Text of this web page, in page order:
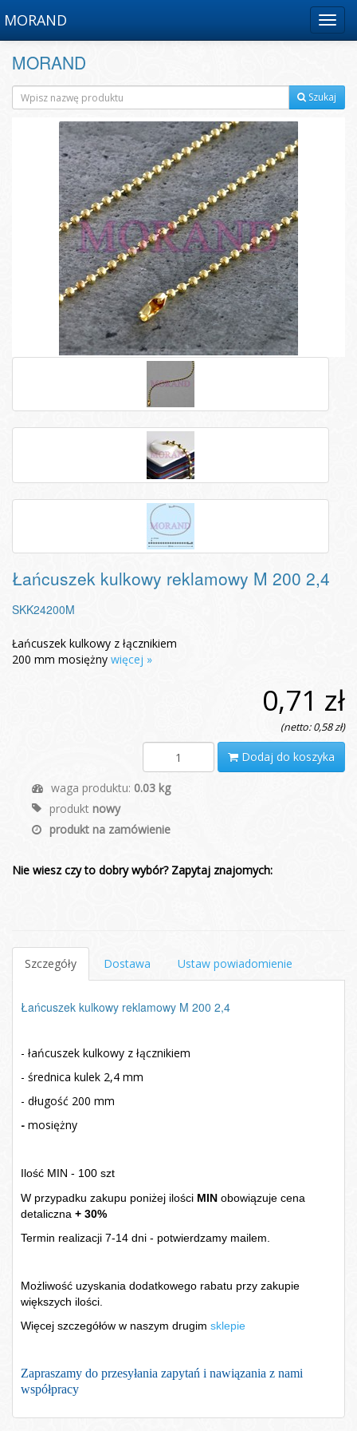
Menu
MORAND
MORAND
Szukaj
Łańcuszek kulkowy reklamowy M 200 2,4
SKK24200M
Łańcuszek kulkowy z łącznikiem
200 mm mosiężny więcej »
0,71 zł
(netto: 0,58 zł)
Dodaj do koszyka
waga produktu: 0.03 kg
produkt nowy
produkt na zamówienie
Nie wiesz czy to dobry wybór? Zapytaj znajomych:
Szczegóły Dostawa Ustaw powiadomienie
Łańcuszek kulkowy reklamowy M 200 2,4
- łańcuszek kulkowy z łącznikiem
- średnica kulek 2,4 mm
- długość 200 mm
- mosiężny
Ilość MIN - 100 szt
W przypadku zakupu poniżej ilości MIN obowiązuje cena
detaliczna + 30%
Termin realizacji 7-14 dni - potwierdzamy mailem.
Możliwość uzyskania dodatkowego rabatu przy zakupie
większych ilości.
Więcej szczegółów w naszym drugim sklepie
Zapraszamy do przesyłania zapytań i nawiązania z nami
współpracy